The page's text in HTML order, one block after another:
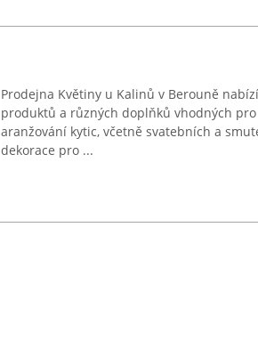
Prodejna Květiny u Kalinů v Berouně
produktů a různých doplňků vhodných
aranžování kytic, včetně svatebních a
dekorace pro ...